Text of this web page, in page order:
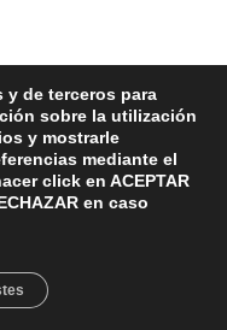
y de terceros para
sobre la utilización
y mostrarle
mediante el
click en ACEPTAR
en caso